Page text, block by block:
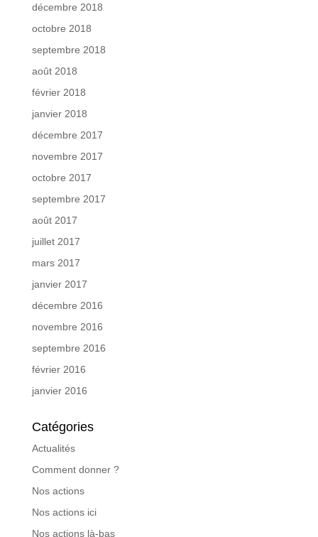
décembre 2018
octobre 2018
septembre 2018
août 2018
février 2018
janvier 2018
décembre 2017
novembre 2017
octobre 2017
septembre 2017
août 2017
juillet 2017
mars 2017
janvier 2017
décembre 2016
novembre 2016
septembre 2016
février 2016
janvier 2016
Catégories
Actualités
Comment donner ?
Nos actions
Nos actions ici
Nos actions là-bas